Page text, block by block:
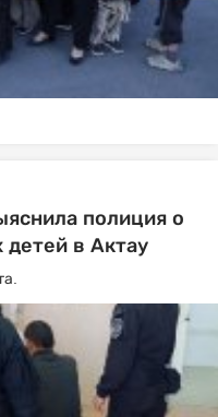
полиция о
в Актау